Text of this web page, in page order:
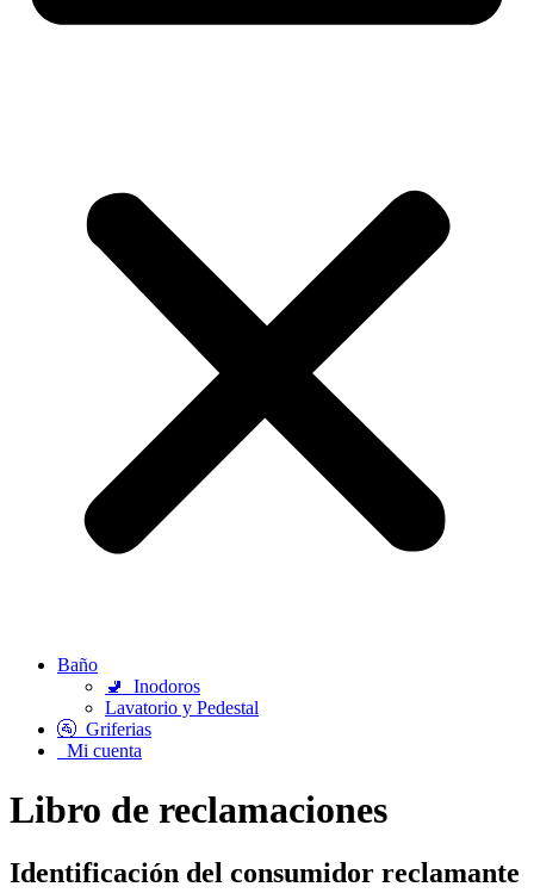
Baño
🚽
Inodoros
Lavatorio y Pedestal
🚰 Griferias
Mi cuenta
Libro de reclamaciones
Identificación del consumidor reclamante